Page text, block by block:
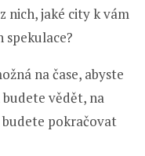
nich, jaké city k vám
spekulace?
na čase, abyste
vědět, na
budete pokračovat